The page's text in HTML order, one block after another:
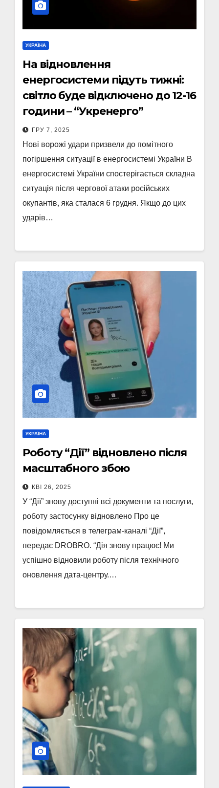
УКРАЇНА
На відновлення
енергосистеми підуть тижні:
світло буде відключено до 12-16
години – “Укренерго”
ГРУ 7, 2025
Нові ворожі удари призвели до помітного
погіршення ситуації в енергосистемі України В
енергосистемі України спостерігається складна
ситуація після чергової атаки російських
окупантів, яка сталася 6 грудня. Якщо до цих
ударів…
УКРАЇНА
Роботу “Дії” відновлено після
масштабного збою
КВІ 26, 2025
У “Дії” знову доступні всі документи та послуги,
роботу застосунку відновлено Про це
повідомляється в телеграм-каналі “Дії”,
передає DROBRO. “Дія знову працює! Ми
успішно відновили роботу після технічного
оновлення дата-центру.…